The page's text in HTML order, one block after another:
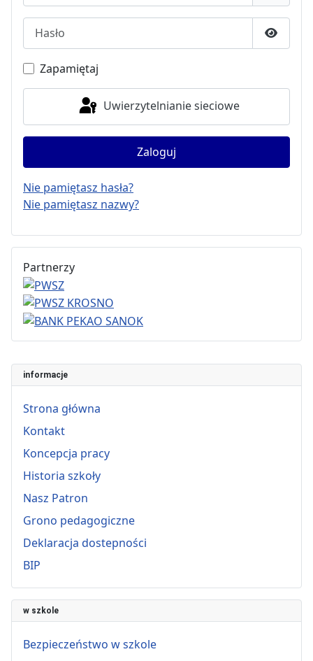
informacje
Strona główna
Kontakt
Koncepcja pracy
Historia szkoły
Nasz Patron
Grono pedagogiczne
Deklaracja dostepności
BIP
w szkole
Bezpieczeństwo w szkole
Hasło
Pokaż
Zapamiętaj
Uwierzytelnianie sieciowe
Zaloguj
Nie pamiętasz hasła?
Nie pamiętasz nazwy?
Partnerzy